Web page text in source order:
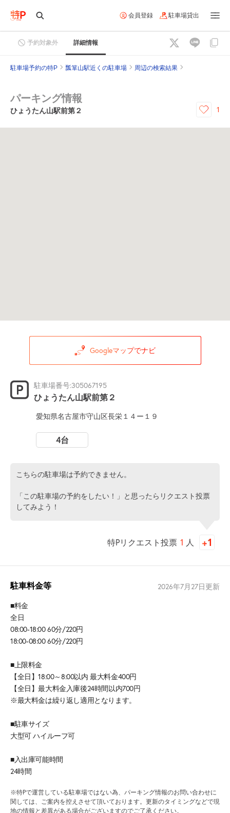
会員登録 駐車場貸出
予約対象外 詳細情報
駐車場予約の特P 瓢箪山駅近くの駐車場 周辺の検索結果
パーキング情報
ひょうたん山駅前第２ 1
Googleマップでナビ
駐車場番号:305067195
ひょうたん山駅前第２
愛知県名古屋市守山区長栄１４ー１９
4台
こちらの駐車場は予約できません。
「この駐車場の予約をしたい！」と思ったらリクエスト投票
してみよう！
特Pリクエスト投票 1 人
駐車料金等 2026年7月27日更新
■料金
全日
08:00-18:00 60分/220円
18:00-08:00 60分/220円
■上限料金
【全日】18:00～8:00以内 最大料金400円
【全日】最大料金入庫後24時間以内700円
※最大料金は繰り返し適用となります。
■駐車サイズ
大型可 ハイルーフ可
■入出庫可能時間
24時間
※特Pで運営している駐車場ではない為、パーキング情報のお問い合わせに
関しては、ご案内を控えさせて頂いております。更新のタイミングなどで現
地の情報と差異がある場合がございますのでご了承ください。